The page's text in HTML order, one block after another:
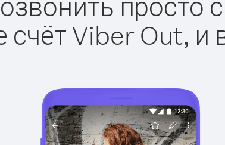
счёт Viber Out,